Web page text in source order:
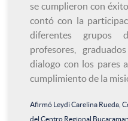
se cumplieron con
contó con la
diferentes grupos
profesores,
dialogo con los pares
cumplimiento de la
Afirmó Leydi Carelina Rueda,
del Centro Regional